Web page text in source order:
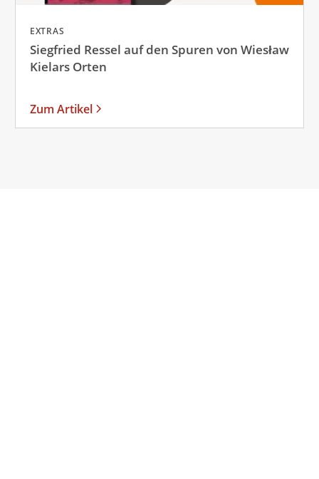
EXTRAS
Siegfried Ressel auf den Spuren von Wiesław
Kielars Orten
Zum Artikel